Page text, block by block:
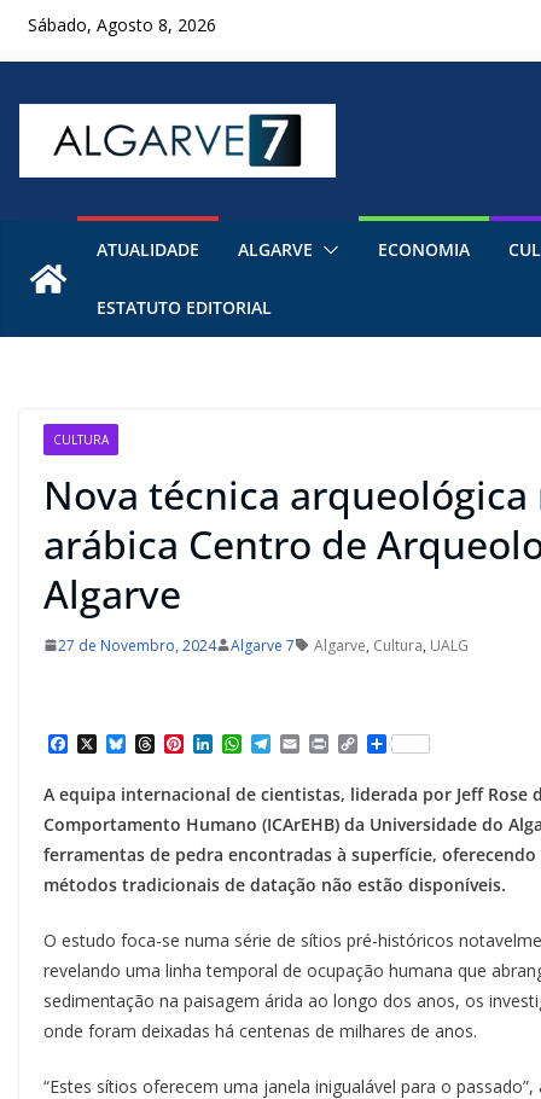
SkipSábado, Agosto 8, 2026
ATUALIDADE ALGARVE ECONOMIA
ESTATUTO EDITORIAL
CULTURA
Nova técnica
arábica Centro de
Algarve
27 de Novembro, 2024 Algarve 7 Algarve, Cultura, UALG
a
e
b
o
o
k
X B
e
s
k
y
T
h
e
a
d
s
P
n
t
e
r
e
s
t
L
k
e
d
I
n
W
h
a
t
s
A
p
p
T
e
l
e
g
r
a
m
E
m
a
i
l
P
n
t
C
o
p
y
L
i
n
k
S
h
r
e
A equipa internacional de cientistas, liderada por Jeff
Comportamento Humano (ICArEHB) da Universidade do
ferramentas de pedra encontradas à superfície,
métodos tradicionais de datação não estão disponíveis.
O estudo foca-se numa série de sítios pré-históricos
revelando uma linha temporal de ocupação humana que
sedimentação na paisagem árida ao longo dos anos, os
onde foram deixadas há centenas de milhares de anos.
“Estes sítios oferecem uma janela inigualável para o